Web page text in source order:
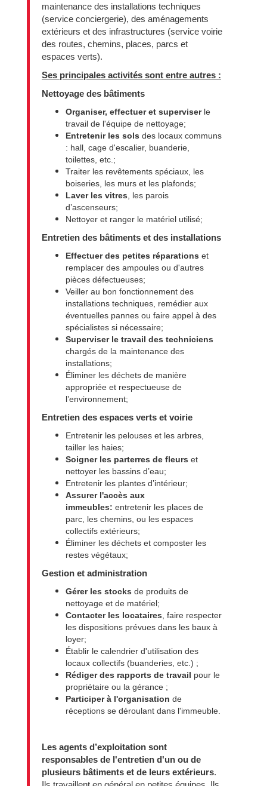
maintenance des installations techniques
(service conciergerie), des aménagements
extérieurs et des infrastructures (service voirie
des routes, chemins, places, parcs et
espaces verts).
Ses principales activités sont entre autres :
Nettoyage des bâtiments
Organiser, effectuer et superviserle
travail de l'équipe de nettoyage;
Entretenir les sols des locaux communs
: hall, cage d'escalier, buanderie,
toilettes, etc.;
Traiter les revêtements spéciaux, les
boiseries, les murs et les plafonds;
Laver les vitres , les parois
d’ascenseurs;
Nettoyer et ranger le matériel utilisé;
Entretien des bâtiments et des installations
Effectuer des petites réparations et
remplacer des ampoules ou d'autres
pièces défectueuses;
Veiller au bon fonctionnement des
installations techniques, remédier aux
éventuelles pannes ou faire appel à des
spécialistes si nécessaire;
Superviser le travail des techniciens
chargés de la maintenance des
installations;
Éliminer les déchets de manière
appropriée et respectueuse de
l’environnement;
Entretien des espaces verts et voirie
Entretenir les pelouses et les arbres,
tailler les haies;
Soigner les parterres de fleurs et
nettoyer les bassins d’eau;
Entretenir les plantes d’intérieur;
Assurer l'accès aux
immeubles: entretenir les places de
parc, les chemins, ou les espaces
collectifs extérieurs;
Éliminer les déchets et composter les
restes végétaux;
Gestion et administration
Gérer les stocks de produits de
nettoyage et de matériel;
Contacter les locataires , faire respecter
les dispositions prévues dans les baux à
loyer;
Établir le calendrier d'utilisation des
locaux collectifs (buanderies, etc.) ;
Rédiger des rapports de travail pour le
propriétaire ou la gérance ;
Participer à l'organisation de
réceptions se déroulant dans l'immeuble.
Les agents d’exploitation sont
responsables de l'entretien d'un ou de
plusieurs bâtiments et de leurs extérieurs.